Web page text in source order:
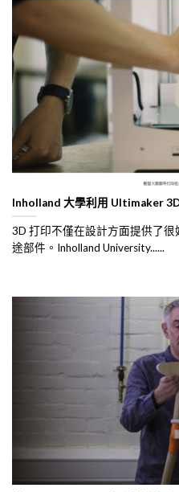
Inholland 大學利用 Ultimaker
3D 打印不僅在設計方面提供了
途部件。Inholland University......